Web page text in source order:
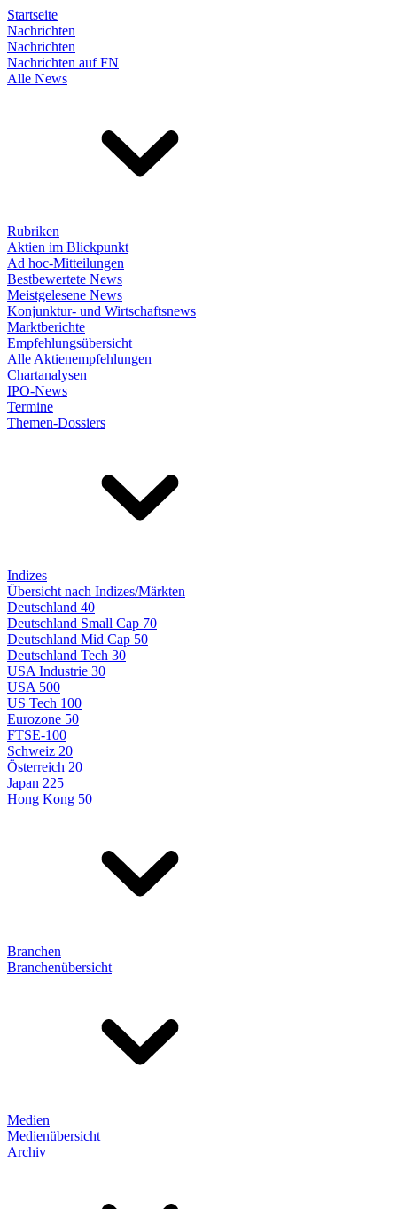
Startseite
Nachrichten
Nachrichten
Nachrichten auf FN
Alle News
Rubriken
Aktien im Blickpunkt
Ad hoc-Mitteilungen
Bestbewertete News
Meistgelesene News
Konjunktur- und Wirtschaftsnews
Marktberichte
Empfehlungsübersicht
Alle Aktienempfehlungen
Chartanalysen
IPO-News
Termine
Themen-Dossiers
Indizes
Übersicht nach Indizes/Märkten
Deutschland 40
Deutschland Small Cap 70
Deutschland Mid Cap 50
Deutschland Tech 30
USA Industrie 30
USA 500
US Tech 100
Eurozone 50
FTSE-100
Schweiz 20
Österreich 20
Japan 225
Hong Kong 50
Branchen
Branchenübersicht
Medien
Medienübersicht
Archiv